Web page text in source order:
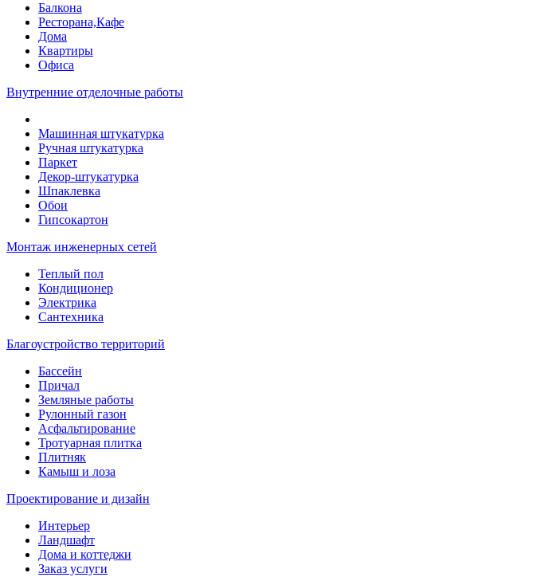
Балкона
Ресторана,Кафе
Дома
Квартиры
Офиса
Внутренние отделочные работы
Машинная штукатурка
Ручная штукатурка
Паркет
Декор-штукатурка
Шпаклевка
Обои
Гипсокартон
Монтаж инженерных сетей
Теплый пол
Кондиционер
Электрика
Сантехника
Благоустройство территорий
Бассейн
Причал
Земляные работы
Рулонный газон
Асфальтирование
Тротуарная плитка
Плитняк
Камыш и лоза
Проектирование и дизайн
Интерьер
Ландшафт
Дома и коттеджи
Заказ услуги